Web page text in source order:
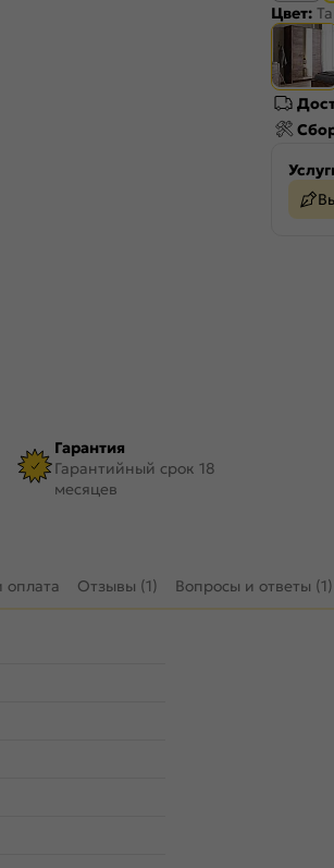
Гарантия
Гарантийный срок 18
месяцев
Цвет:
оплата Отзывы (1) Вопросы и ответы (1)